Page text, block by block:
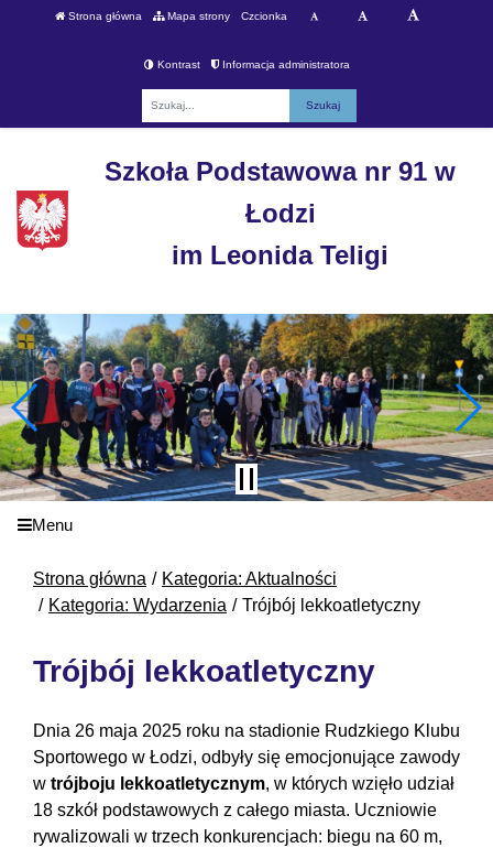
Strona główna Mapa strony Czcionka
Kontrast Informacja administratora
Szkoła Podstawowa nr 91 w
Łodzi
im Leonida Teligi
Menu
Strona główna
Kategoria: Aktualności
Kategoria: Wydarzenia
Trójbój lekkoatletyczny
Trójbój lekkoatletyczny
Dnia 26 maja 2025 roku na stadionie Rudzkiego Klubu
Sportowego w Łodzi, odbyły się emocjonujące zawody
w trójboju lekkoatletycznym, w których wzięło udział
18 szkół podstawowych z całego miasta. Uczniowie
rywalizowali w trzech konkurencjach: biegu na 60 m,